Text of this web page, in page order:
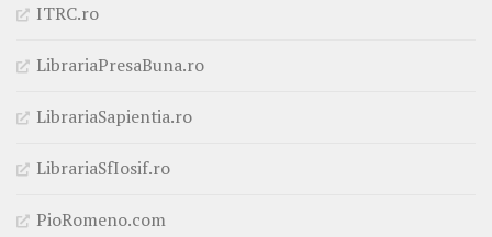
ITRC.ro
LibrariaPresaBuna.ro
LibrariaSapientia.ro
LibrariaSfIosif.ro
PioRomeno.com